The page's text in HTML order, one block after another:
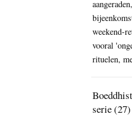
weekend-
vooral
rituelen,
serie (27)